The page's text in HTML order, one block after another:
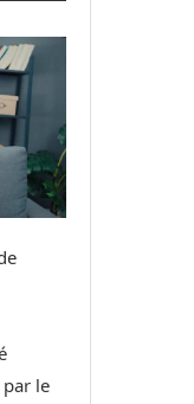
par le